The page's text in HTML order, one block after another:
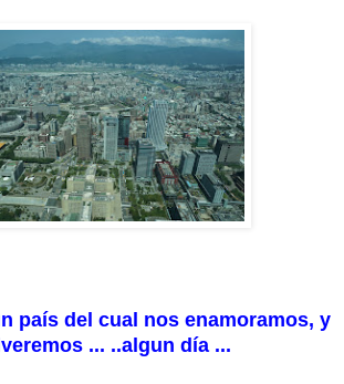
país del cual nos enamoramos, y
... ..algun día ...